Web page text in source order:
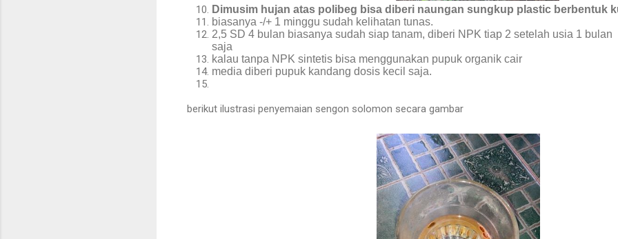
Dimusim hujan atas polibeg bisa diberi naungan sungkup plastic berbentuk
biasanya -/+ 1 minggu sudah kelihatan tunas.
2,5 SD 4 bulan biasanya sudah siap tanam, diberi NPK tiap 2 setelah usia 1 bulan
saja
kalau tanpa NPK sintetis bisa menggunakan pupuk organik cair
media diberi pupuk kandang dosis kecil saja.
berikut ilustrasi penyemaian sengon solomon secara gambar